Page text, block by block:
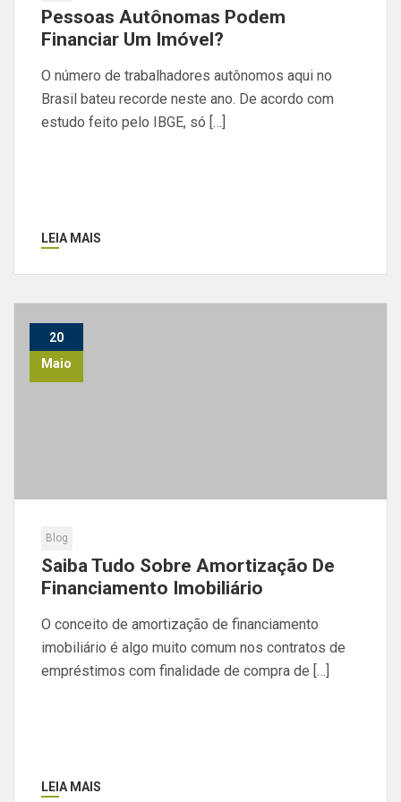
Pessoas Autônomas Podem
Financiar Um Imóvel?
O número de trabalhadores autônomos aqui no
Brasil bateu recorde neste ano. De acordo com
estudo feito pelo IBGE, só […]
LEIA MAIS
20
Maio
Blog
Saiba Tudo Sobre Amortização De
Financiamento Imobiliário
O conceito de amortização de financiamento
imobiliário é algo muito comum nos contratos de
empréstimos com finalidade de compra de […]
LEIA MAIS